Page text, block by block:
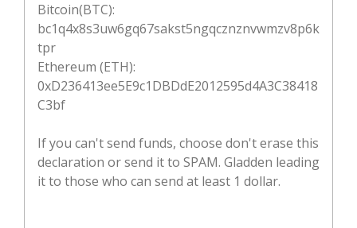
Bitcoin(BTC):
bc1q4x8s3uw6gq67sakst5ngqcznznvwmzv8p6k
tpr
Ethereum (ETH):
0xD236413ee5E9c1DBDdE2012595d4A3C38418
C3bf
If you can't send funds, choose don't erase this
declaration or send it to SPAM. Gladden leading
it to those who can send at least 1 dollar.